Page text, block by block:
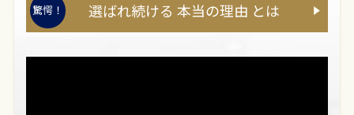
驚愕！ 選ばれ続ける 本当の理由 とは